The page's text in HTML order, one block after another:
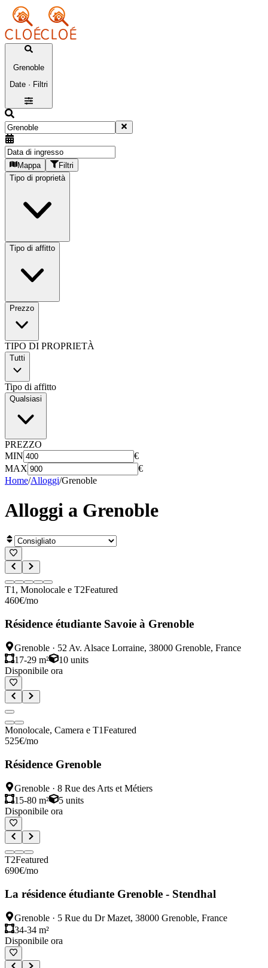
Grenoble
Date · Filtri
Mappa
Filtri
Tipo di proprietà
Tipo di affitto
Prezzo
TIPO DI PROPRIETÀ
Tutti
Tipo di affitto
Qualsiasi
PREZZO
MIN
€
MAX
€
Home/Alloggi/Grenoble
Alloggi a Grenoble
T1, Monolocale e T2Featured
460€/mo
Résidence étudiante Savoie à Grenoble
Grenoble · 52 Av. Alsace Lorraine, 38000 Grenoble, France
17-29 m²
10 units
Disponibile ora
Monolocale, Camera e T1Featured
525€/mo
Résidence Grenoble
Grenoble · 8 Rue des Arts et Métiers
15-80 m²
5 units
Disponibile ora
T2Featured
690€/mo
La résidence étudiante Grenoble - Stendhal
Grenoble · 5 Rue du Dr Mazet, 38000 Grenoble, France
34-34 m²
Disponibile ora